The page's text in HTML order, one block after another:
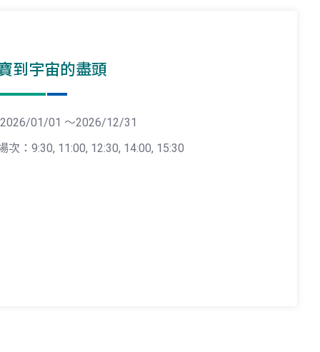
到宇宙的盡頭
01/01 ～2026/12/31
次：9:30, 11:00, 12:30, 14:00, 15:30